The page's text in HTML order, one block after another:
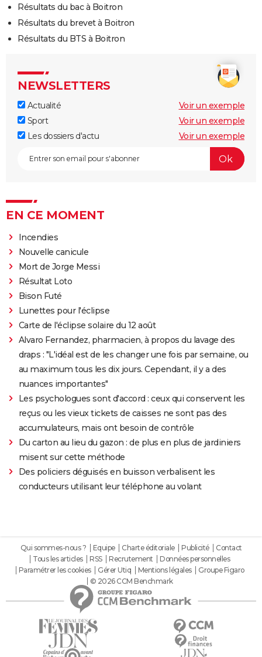
Résultats du bac à Boitron
Résultats du brevet à Boitron
Résultats du BTS à Boitron
NEWSLETTERS
Actualité
Voir un exemple
Sport
Voir un exemple
Les dossiers d'actu
Voir un exemple
EN CE MOMENT
Incendies
Nouvelle canicule
Mort de Jorge Messi
Résultat Loto
Bison Futé
Lunettes pour l'éclipse
Carte de l'éclipse solaire du 12 août
Alvaro Fernandez, pharmacien, à propos du lavage des
draps : "L'idéal est de les changer une fois par semaine, ou
au maximum tous les dix jours. Cependant, il y a des
nuances importantes"
Les psychologues sont d'accord : ceux qui conservent les
reçus ou les vieux tickets de caisses ne sont pas des
accumulateurs, mais ont besoin de contrôle
Du carton au lieu du gazon : de plus en plus de jardiniers
misent sur cette méthode
Des policiers déguisés en buisson verbalisent les
conducteurs utilisant leur téléphone au volant
Qui sommes-nous ? Equipe Charte éditoriale Publicité
Contact
Tous les articles
RSS Recrutement
Données personnelles
Paramétrer les cookies
Gérer Utiq Mentions légales
Groupe Figaro
© 2026 CCM Benchmark